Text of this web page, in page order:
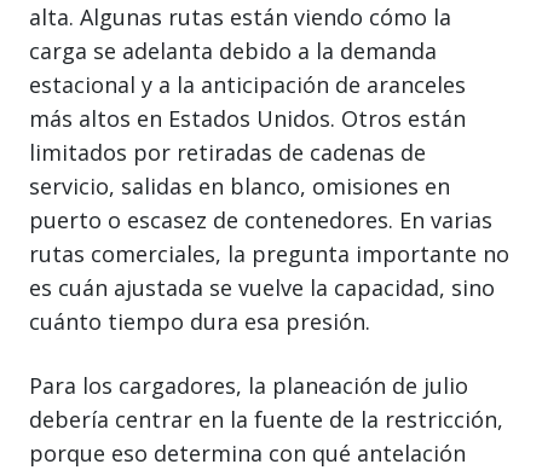
alta. Algunas rutas están viendo cómo la
carga se adelanta debido a la demanda
estacional y a la anticipación de aranceles
más altos en Estados Unidos. Otros están
limitados por retiradas de cadenas de
servicio, salidas en blanco, omisiones en
puerto o escasez de contenedores. En varias
rutas comerciales, la pregunta importante no
es cuán ajustada se vuelve la capacidad, sino
cuánto tiempo dura esa presión.
Para los cargadores, la planeación de julio
debería centrar en la fuente de la restricción,
porque eso determina con qué antelación